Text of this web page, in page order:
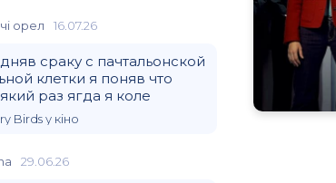
орел 16.07.26
сраку с пачтальонской
клетки я поняв что
раз ягда я коле
Birds у кіно
29.06.26